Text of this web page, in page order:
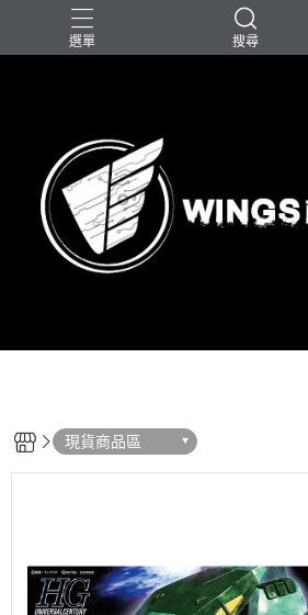
選單 搜尋
現貨商品區